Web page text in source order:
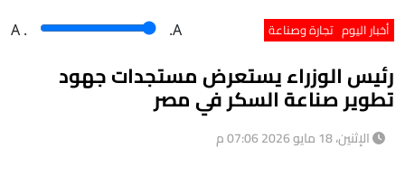
أخبار اليوم تجارة وصناعة A . .A
رئيس الوزراء يستعرض مستجدات جهود
تطوير صناعة السكر في مصر
الإثنين، 18 مايو 2026 07:06 م